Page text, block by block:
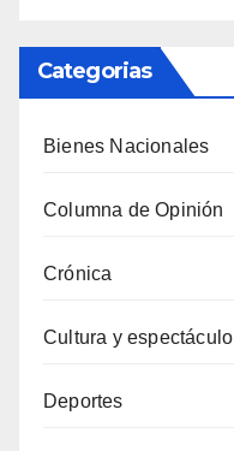
Categorias
Bienes Nacionales
Columna de Opinión
Crónica
Cultura y espectáculo
Deportes